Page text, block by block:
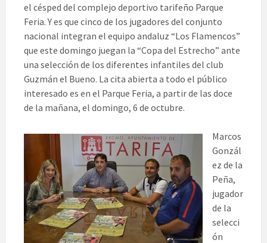
el césped del complejo deportivo tarifeño Parque
Feria. Y es que cinco de los jugadores del conjunto
nacional integran el equipo andaluz “Los Flamencos”
que este domingo juegan la “Copa del Estrecho” ante
una selección de los diferentes infantiles del club
Guzmán el Bueno. La cita abierta a todo el público
interesado es en el Parque Feria, a partir de las doce
de la mañana, el domingo, 6 de octubre.
Marcos
Gonzál
ez de la
Peña,
jugador
de la
selecci
ón